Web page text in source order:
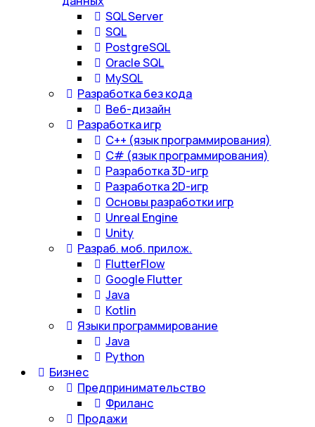
SQL Server
SQL
PostgreSQL
Oracle SQL
MySQL
Разработка без кода
Веб-дизайн
Разработка игр
С++ (язык программирования)
С# (язык программирования)
Разработка 3D-игр
Разработка 2D-игр
Основы разработки игр
Unreal Engine
Unity
Разраб. моб. прилож.
FlutterFlow
Google Flutter
Java
Kotlin
Языки программирование
Java
Python
Бизнес
Предпринимательство
Фриланс
Продажи